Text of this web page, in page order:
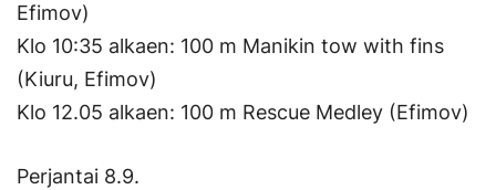
Efimov)
Klo 10:35 alkaen: 100 m Manikin tow with fins
(Kiuru, Efimov)
Klo 12.05 alkaen: 100 m Rescue Medley (Efimov)
Perjantai 8.9.